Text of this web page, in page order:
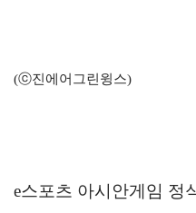
(ⓒ진에어그린윙스)
e스포츠 아시안게임 정